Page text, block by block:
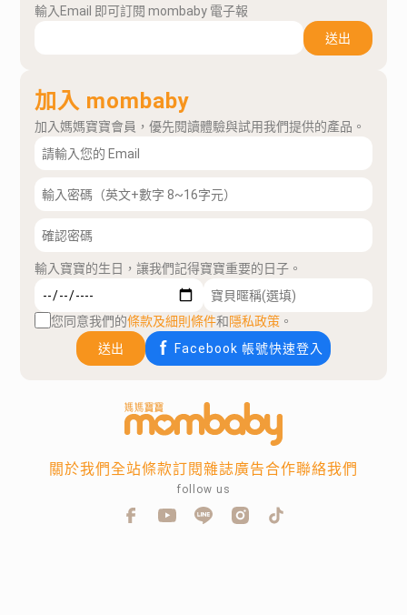
輸入Email 即可訂閱 mombaby 電子報
送出
加入 mombaby
加入媽媽寶寶會員，優先閱讀體驗與試用我們提供的產品。
輸入寶寶的生日，讓我們記得寶寶重要的日子。
您同意我們的條款及細則條件和隱私政策 。
送出
Facebook 帳號快速登入
關於我們全站條款訂閱雜誌廣告合作聯絡我們
follow us